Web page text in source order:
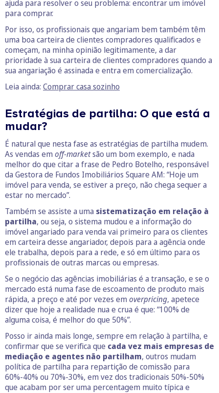
ajuda para resolver o seu problema: encontrar um imóvel
para comprar.
Por isso, os profissionais que angariam bem também têm
uma boa carteira de clientes compradores qualificados e
começam, na minha opinião legitimamente, a dar
prioridade à sua carteira de clientes compradores quando a
sua angariação é assinada e entra em comercialização.
Leia ainda: Comprar casa sozinho
Estratégias de partilha: O que está a
mudar?
É natural que nesta fase as estratégias de partilha mudem.
As vendas em off-marketsão um bom exemplo, e nada
melhor do que citar a frase de Pedro Botelho, responsável
da Gestora de Fundos Imobiliários Square AM: “Hoje um
imóvel para venda, se estiver a preço, não chega sequer a
estar no mercado”.
Também se assiste a uma sistematização em relação à
partilha, ou seja, o sistema mudou e a informação do
imóvel angariado para venda vai primeiro para os clientes
em carteira desse angariador, depois para a agência onde
ele trabalha, depois para a rede, e só em último para os
profissionais de outras marcas ou empresas.
Se o negócio das agências imobiliárias é a transação, e se o
mercado está numa fase de escoamento de produto mais
rápida, a preço e até por vezes em overpricing, apetece
dizer que hoje a realidade nua e crua é que: “100% de
alguma coisa, é melhor do que 50%”.
Posso ir ainda mais longe, sempre em relação à partilha, e
confirmar que se verifica que cada vez mais empresas de
mediação e agentes não partilham, outros mudam
política de partilha para repartição de comissão para
60%-40% ou 70%-30%, em vez dos tradicionais 50%-50%
que acabam por ser uma percentagem muito típica e